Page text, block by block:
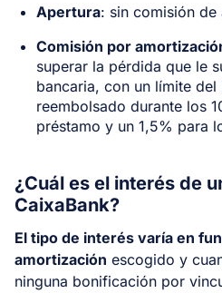
Apertura: sin comisión de
Comisión por
superar la pérdida que le
bancaria, con un límite
reembolsado durante los
préstamo y un 1,5% para
¿Cuál es el interés de
CaixaBank?
El tipo de interés varía en
amortización escogido y
ninguna bonificación por